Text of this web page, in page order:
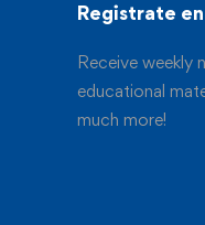
Registrate
Receive weekly
educational
much more!